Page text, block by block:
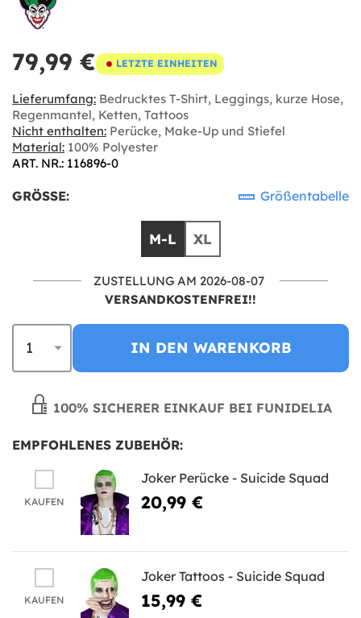
79,99 € LETZTE EINHEITEN
Lieferumfang: Bedrucktes T-Shirt, Leggings, kurze Hose,
Regenmantel, Ketten, Tattoos
Nicht enthalten: Perücke, Make-Up und Stiefel
Material: 100% Polyester
ART. NR.: 116896-0
GRÖSSE: Größentabelle
M-L XL
ZUSTELLUNG AM 2026-08-07
VERSANDKOSTENFREI!!
IN DEN WARENKORB
100% SICHERER EINKAUF BEI FUNIDELIA
EMPFOHLENES ZUBEHÖR:
KAUFEN
Joker Perücke - Suicide Squad
20,99 €
KAUFEN
Joker Tattoos - Suicide Squad
15,99 €